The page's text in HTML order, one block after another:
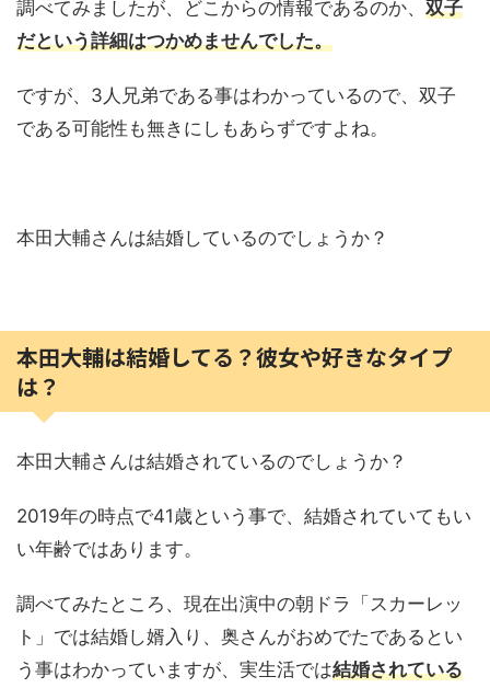
調べてみましたが、どこからの情報であるのか、 双子
だという詳細はつかめませんでした。
ですが、3人兄弟である事はわかっているので、双子
である可能性も無きにしもあらずですよね。
本田大輔さんは結婚しているのでしょうか？
本田大輔は結婚してる？彼女や好きなタイプ
は？
本田大輔さんは結婚されているのでしょうか？
2019年の時点で41歳という事で、結婚されていてもい
い年齢ではあります。
調べてみたところ、現在出演中の朝ドラ「スカーレッ
ト」では結婚し婿入り、奥さんがおめでたであるとい
う事はわかっていますが、実生活では結婚されている